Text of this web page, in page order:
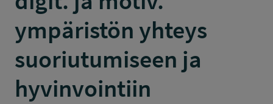
ympäristön yhteys
suoriutumiseen ja
hyvinvointiin